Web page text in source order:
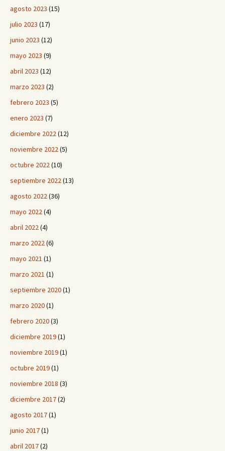
agosto 2023 (15)
julio 2023 (17)
junio 2023 (12)
mayo 2023 (9)
abril 2023 (12)
marzo 2023 (2)
febrero 2023 (5)
enero 2023 (7)
diciembre 2022(12)
noviembre 2022(5)
octubre 2022(10)
septiembre 2022(13)
agosto 2022(36)
mayo 2022(4)
abril 2022(4)
marzo 2022(6)
mayo 2021 (1)
marzo 2021 (1)
septiembre 2020(1)
marzo 2020(1)
febrero 2020(3)
diciembre 2019(1)
noviembre 2019(1)
octubre 2019(1)
noviembre 2018 (3)
diciembre 2017(2)
agosto 2017(1)
junio 2017(1)
abril 2017(2)